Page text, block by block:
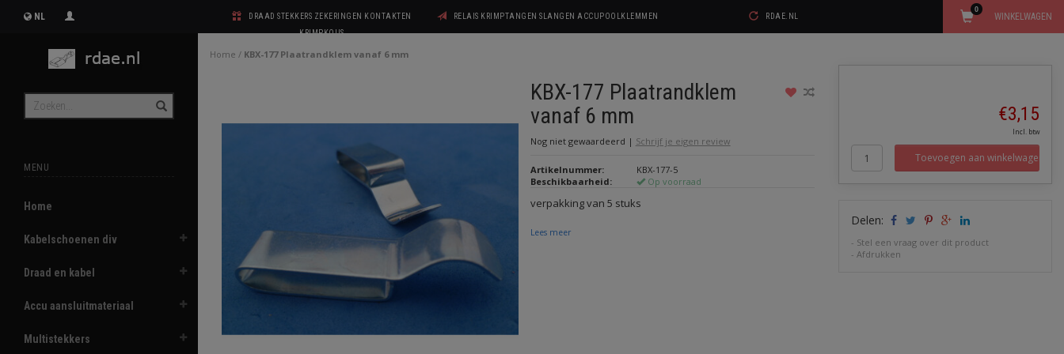
NL
DRAAD STEKKERS ZEKERINGEN KONTAKTEN
KRIMPKOUS
RELAIS KRIMPTANGEN SLANGEN ACCUPOOLKLEMMEN RDAE.NL WINKELWAGEN
0
MENU
Home
Kabelschoenen div
Draad en kabel
Accu aansluitmateriaal
Multistekkers
Home / KBX-177 Plaatrandklem vanaf 6 mm
KBX-177 Plaatrandklem
vanaf 6 mm
Nog niet gewaardeerd | Schrijf je eigen review
Artikelnummer:
KBX-177-5
Beschikbaarheid:
Op voorraad
verpakking van 5 stuks
Lees meer
€3,15
Incl. btw
Toevoegen aan winkelwagen
Delen:
- Stel een vraag over dit product
-Afdrukken